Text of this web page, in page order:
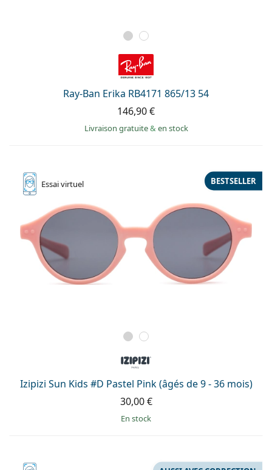
Ray-Ban Erika RB4171 865/13 54
146,90 €
Livraison gratuite& en stock
Essaivirtuel
Izipizi Sun Kids #D Pastel Pink (âgés de 9 - 36 mois)
BESTSELLER
30,00 €
en stock